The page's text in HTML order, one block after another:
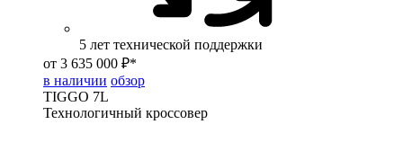
5 лет технической поддержки
от 3 635 000 ₽*
в наличии обзор
TIGGO 7L
Технологичный кроссовер